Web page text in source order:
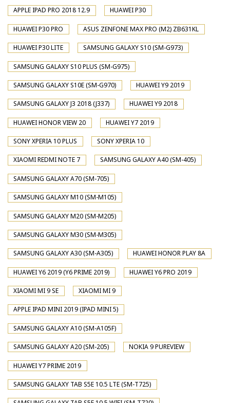
APPLE IPAD PRO 2018 12.9 HUAWEI P30
HUAWEI P30 PRO ASUS ZENFONE MAX PRO (M2) ZB631KL
HUAWEI P30 LITE SAMSUNG GALAXY S10 (SM-G973)
SAMSUNG GALAXY S10 PLUS (SM-G975)
SAMSUNG GALAXY S10E (SM-G970) HUAWEI Y9 2019
SAMSUNG GALAXY J3 2018 (J337) HUAWEI Y9 2018
HUAWEI HONOR VIEW 20 HUAWEI Y7 2019
SONY XPERIA 10 PLUS SONY XPERIA 10
XIAOMI REDMI NOTE 7 SAMSUNG GALAXY A40 (SM-405)
SAMSUNG GALAXY A70 (SM-705)
SAMSUNG GALAXY M10 (SM-M105)
SAMSUNG GALAXY M20 (SM-M205)
SAMSUNG GALAXY M30 (SM-M305)
SAMSUNG GALAXY A30 (SM-A305) HUAWEI HONOR PLAY 8A
HUAWEI Y6 2019 (Y6 PRIME 2019) HUAWEI Y6 PRO 2019
XIAOMI MI 9 SE XIAOMI MI 9
APPLE IPAD MINI 2019 (IPAD MINI 5)
SAMSUNG GALAXY A10 (SM-A105F)
SAMSUNG GALAXY A20 (SM-205) NOKIA 9 PUREVIEW
HUAWEI Y7 PRIME 2019
SAMSUNG GALAXY TAB S5E 10.5 LTE (SM-T725)